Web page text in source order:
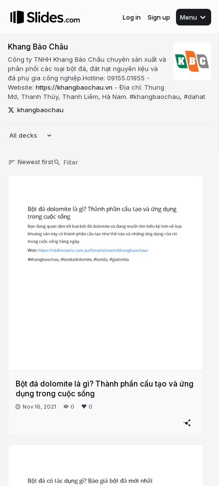
Log in Sign up Menu
Khang Bảo Châu
Công ty TNHH Khang Bảo Châu chuyên sản xuất và
phân phối các loại bột đá, đát hạt nguyên liệu và
đá phụ gia công nghiệp.Hotline: 09155.01955 -
Website: https://khangbaochau.vn - Địa chỉ: Thung
Mơ, Thanh Thủy, Thanh Liêm, Hà Nam. #khangbaochau, #dahat
khangbaochau
All decks
Newest first
Bột đá dolomite là gì? Thành phần cấu tạo và ứng
dụng trong cuộc sống
Nov 16, 2021 0 0